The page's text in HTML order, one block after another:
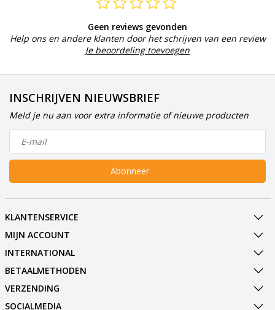
Geen reviews gevonden
Help ons en andere klanten door het schrijven van een review
Je beoordeling toevoegen
INSCHRIJVEN NIEUWSBRIEF
Meld je nu aan voor extra informatie of nieuwe producten
Abonneer
KLANTENSERVICE
MIJN ACCOUNT
INTERNATIONAL
BETAALMETHODEN
VERZENDING
SOCIALMEDIA